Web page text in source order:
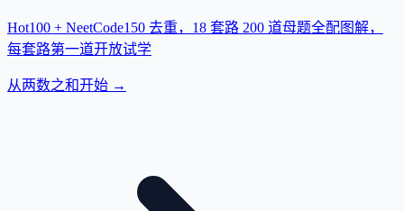
Hot100 + NeetCode150 去重，18 套路 200 道母题全配图解，
每套路第一道开放试学
从两数之和开始 →